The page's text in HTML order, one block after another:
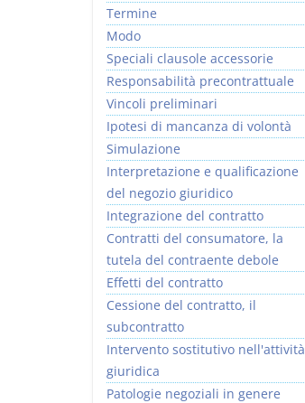
Termine
Modo
Speciali clausole accessorie
Responsabilità precontrattuale
Vincoli preliminari
Ipotesi di mancanza di volontà
Simulazione
Interpretazione e qualificazione
del negozio giuridico
Integrazione del contratto
Contratti del consumatore, la
tutela del contraente debole
Effetti del contratto
Cessione del contratto, il
subcontratto
Intervento sostitutivo nell'attività
giuridica
Patologie negoziali in genere